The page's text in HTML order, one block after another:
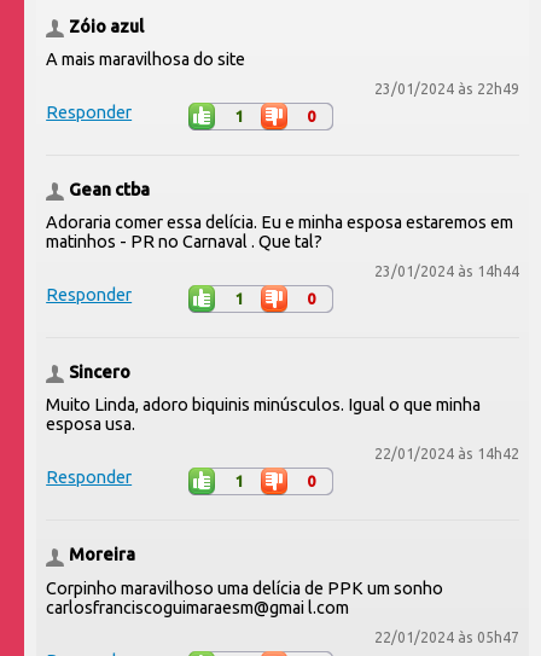
Zóio azul
A mais maravilhosa do site
23/01/2024 às 22h49
Responder 1 0
Gean ctba
Adoraria comer essa delícia. Eu e minha esposa estaremos em
matinhos - PR no Carnaval . Que tal?
23/01/2024 às 14h44
Responder 1 0
Sincero
Muito Linda, adoro biquinis minúsculos. Igual o que minha
esposa usa.
22/01/2024 às 14h42
Responder 1 0
Moreira
Corpinho maravilhoso uma delícia de PPK um sonho
carlosfranciscoguimaraesm@gmai l.com
22/01/2024 às 05h47